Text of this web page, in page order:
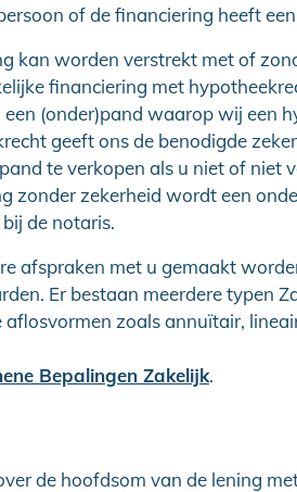
of de financiering heeft
kan worden verstrekt met of
financiering met
(onder)pand waarop wij een
geeft ons de benodigde
te verkopen als u niet of niet
zonder zekerheid wordt een
de notaris.
afspraken met u gemaakt
Er bestaan meerdere typen
aflosvormen zoals annuïtair,
Bepalingen Zakelijk.
de hoofdsom van de lening